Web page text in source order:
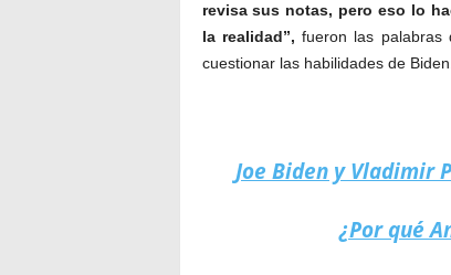
revisa sus notas, pero eso lo
la realidad”,fueron las palabras
cuestionar las habilidades de Biden.
Joe Biden y Vladimir
¿Por qué